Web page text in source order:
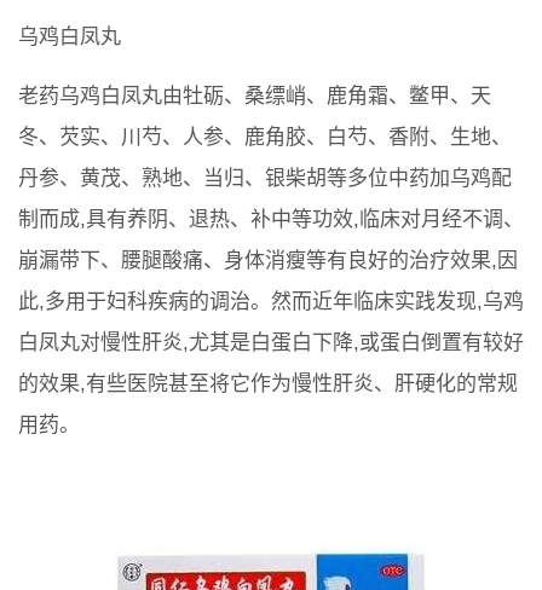
乌鸡白凤丸
老药乌鸡白凤丸由牡砺、桑缥峭、鹿角霜、鳖甲、天
冬、芡实、川芍、人参、鹿角胶、白芍、香附、生地、
丹参、黄茂、熟地、当归、银柴胡等多位中药加乌鸡配
制而成,具有养阴、退热、补中等功效,临床对月经不调、
崩漏带下、腰腿酸痛、身体消瘦等有良好的治疗效果,因
此,多用于妇科疾病的调治。然而近年临床实践发现,乌鸡
白凤丸对慢性肝炎,尤其是白蛋白下降,或蛋白倒置有较好
的效果,有些医院甚至将它作为慢性肝炎、肝硬化的常规
用药。